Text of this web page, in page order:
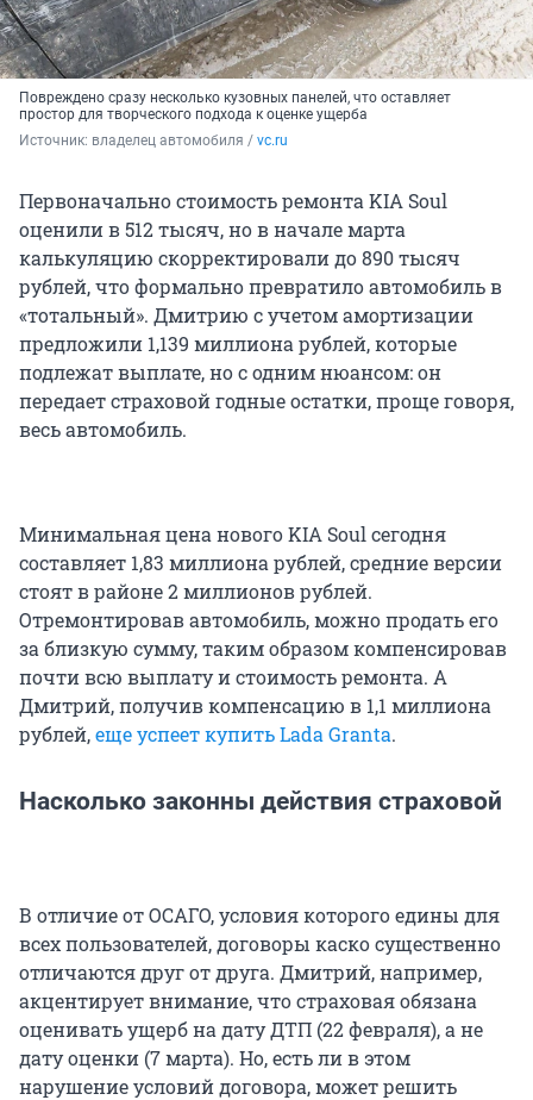
Повреждено сразу несколько кузовных панелей, что оставляет
простор для творческого подхода к оценке ущерба
Источник: владелец автомобиля / vc.ru
Первоначально стоимость ремонта KIA Soul
оценили в 512 тысяч, но в начале марта
калькуляцию скорректировали до 890 тысяч
рублей, что формально превратило автомобиль в
«тотальный». Дмитрию с учетом амортизации
предложили 1,139 миллиона рублей, которые
подлежат выплате, но с одним нюансом: он
передает страховой годные остатки, проще говоря,
весь автомобиль.
Минимальная цена нового KIA Soul сегодня
составляет 1,83 миллиона рублей, средние версии
стоят в районе 2 миллионов рублей.
Отремонтировав автомобиль, можно продать его
за близкую сумму, таким образом компенсировав
почти всю выплату и стоимость ремонта. А
Дмитрий, получив компенсацию в 1,1 миллиона
рублей,еще успеет купить Lada Granta.
Насколько законны действия страховой
В отличие от ОСАГО, условия которого едины для
всех пользователей, договоры каско существенно
отличаются друг от друга. Дмитрий, например,
акцентирует внимание, что страховая обязана
оценивать ущерб на дату ДТП (22 февраля), а не
дату оценки (7 марта). Но, есть ли в этом
нарушение условий договора, может решить